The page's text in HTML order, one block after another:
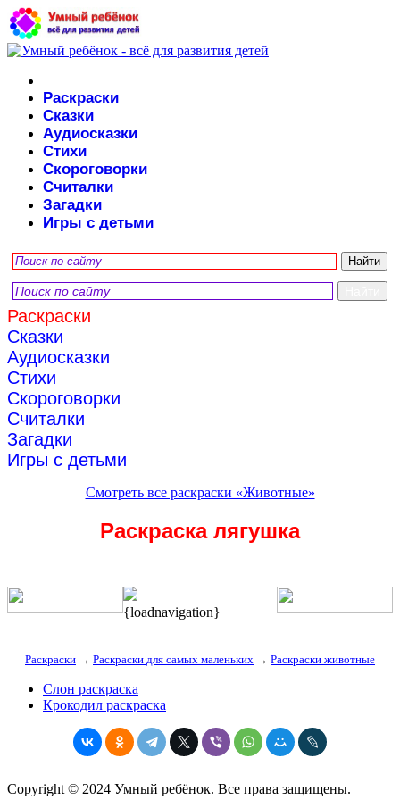
Раскраски
Сказки
Аудиосказки
Стихи
Скороговорки
Считалки
Загадки
Игры с детьми
Раскраски
Сказки
Аудиосказки
Стихи
Скороговорки
Считалки
Загадки
Игры с детьми
Смотреть все раскраски «Животные»
Раскраска лягушка
{loadnavigation}
Раскраски → Раскраски для самых маленьких → Раскраски животные
Слон раскраска
Крокодил раскраска
Copyright © 2024 Умный ребёнок. Все права защищены.